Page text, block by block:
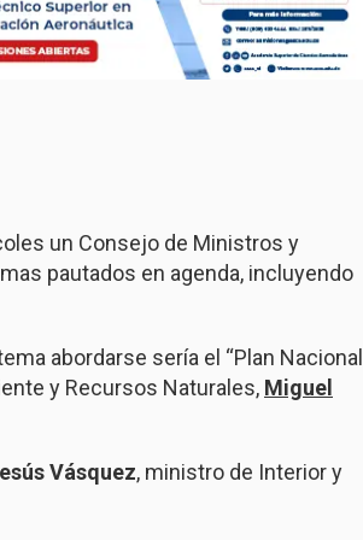
un Consejo de Ministros y
pautados en agenda, incluyendo
abordarse sería el “Plan Nacional
y Recursos Naturales, Miguel
Vásquez, ministro de Interior y